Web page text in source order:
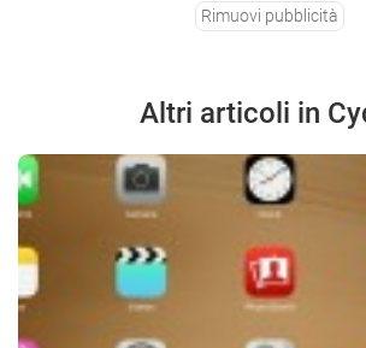
Rimuovi pubblicità
Altri articoli in